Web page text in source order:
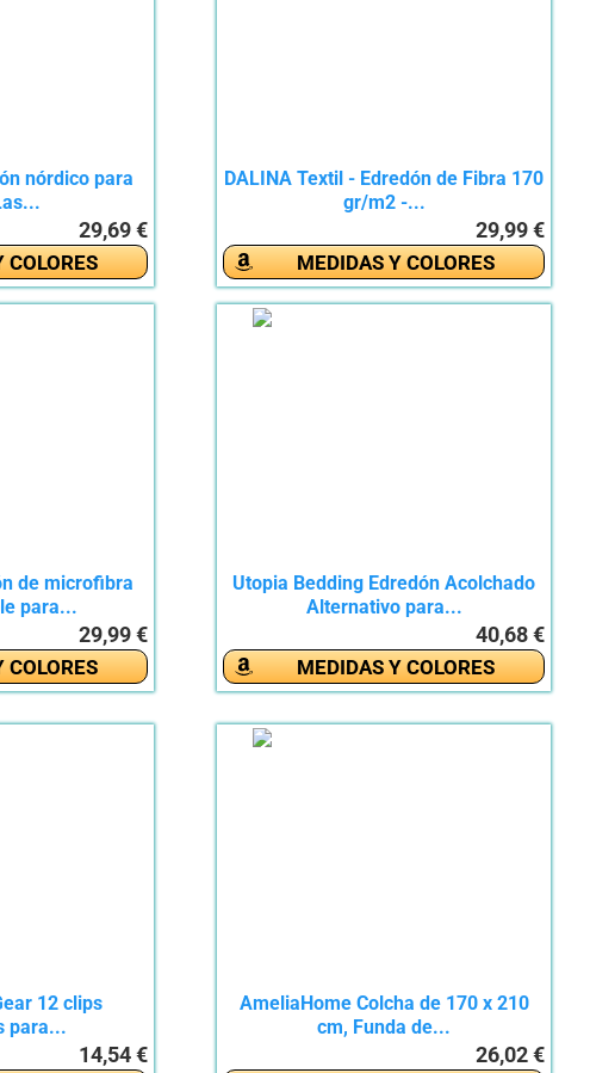
nórdico para
29,69 €
COLORES
DALINA Textil - Edredón de Fibra 170
gr/m2 -...
29,99 €
MEDIDAS Y COLORES
de microfibra
para...
29,99 €
COLORES
Utopia Bedding Edredón Acolchado
Alternativo para...
40,68 €
MEDIDAS Y COLORES
12 clips
para...
14,54 €
AmeliaHome Colcha de 170 x 210
cm, Funda de...
26,02 €